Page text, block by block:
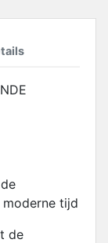
tijd
de